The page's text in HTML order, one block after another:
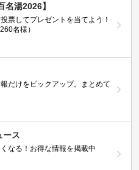
名湯2026】
票してプレゼントを当てよう！
名様）
だけをピックアップ。まとめて
ース
なる！お得な情報を掲載中